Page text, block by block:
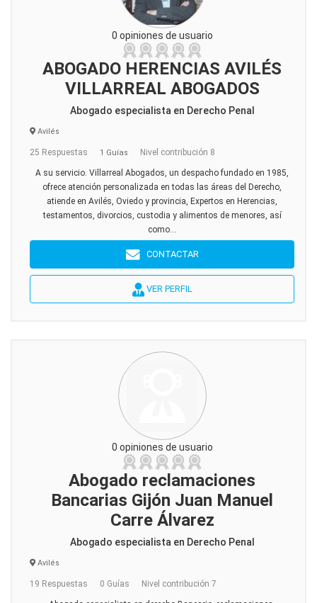
0 opiniones de usuario
ABOGADO HERENCIAS AVILÉS
VILLARREAL ABOGADOS
Abogado especialista en Derecho Penal
Avilés
25 Respuestas 1 Guías Nivel contribución 8
A su servicio. Villarreal Abogados, un despacho fundado en 1985,
ofrece atención personalizada en todas las áreas del Derecho,
atiende en Avilés, Oviedo y provincia, Expertos en Herencias,
testamentos, divorcios, custodia y alimentos de menores, así
como...
CONTACTAR
VER PERFIL
0 opiniones de usuario
Abogado reclamaciones
Bancarias Gijón Juan Manuel
Carre Álvarez
Abogado especialista en Derecho Penal
Avilés
19 Respuestas 0 Guías Nivel contribución 7